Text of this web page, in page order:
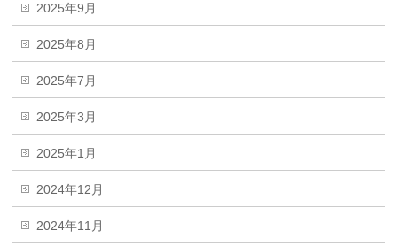
2025年9月
2025年8月
2025年7月
2025年3月
2025年1月
2024年12月
2024年11月